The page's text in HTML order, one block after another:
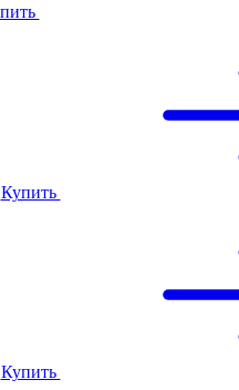
Купить
Купить